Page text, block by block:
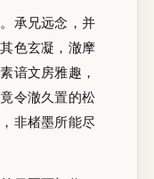
承兄远念，并
色玄凝，澈摩
谙文房雅趣，
令澈久置的松
非楮墨所能尽